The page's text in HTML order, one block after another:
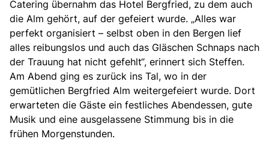
Catering übernahm das Hotel Bergfried, zu dem auch
die Alm gehört, auf der gefeiert wurde. „Alles war
perfekt organisiert – selbst oben in den Bergen lief
alles reibungslos und auch das Gläschen Schnaps nach
der Trauung hat nicht gefehlt“, erinnert sich Steffen.
Am Abend ging es zurück ins Tal, wo in der
gemütlichen Bergfried Alm weitergefeiert wurde. Dort
erwarteten die Gäste ein festliches Abendessen, gute
Musik und eine ausgelassene Stimmung bis in die
frühen Morgenstunden.